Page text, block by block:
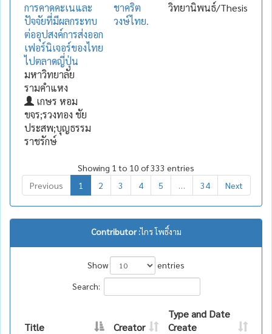
การคาดคะเนและ
ปัจจัยที่มีผลกระทบ
ต่ออุปสงค์การส่งออก
เฟอร์นิเจอร์ของไทย
ไปตลาดญี่ปุ่น
มหาวิทยาลัย
รามคำแหง
เกษร หอม
ขจร;รวงทอง ชัย
ประสพ;บุญธรรม
ราชรักษ์
ชาคริต
วงษ์ไทย.
วิทยานิพนธ์/Thesis
Showing 1 to 10 of 333 entries
Previous
1 2 3 4 5 34 Next
Contributor :ไกร โพธิ์งาม
Show
entries
Search:
Title Creator
Type and Date
Create